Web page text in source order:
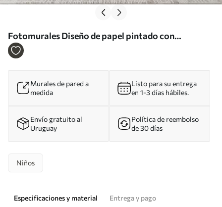
Fotomurales Diseño de papel pintado con
simpáticos animales para habitación infantil Nr.
Murales de pared a
medida
Listo para su entrega
en 1-3 días hábiles.
Envío gratuito al
Uruguay
Política de reembolso
de 30 días
Niños
Especificaciones y material
Entrega y pago